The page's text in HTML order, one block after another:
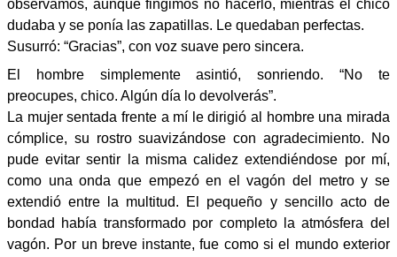
observamos, aunque fingimos no hacerlo, mientras el chico
dudaba y se ponía las zapatillas. Le quedaban perfectas.
Susurró: “Gracias”, con voz suave pero sincera.
El hombre simplemente asintió, sonriendo. “No te
preocupes, chico. Algún día lo devolverás”.
La mujer sentada frente a mí le dirigió al hombre una mirada
cómplice, su rostro suavizándose con agradecimiento. No
pude evitar sentir la misma calidez extendiéndose por mí,
como una onda que empezó en el vagón del metro y se
extendió entre la multitud. El pequeño y sencillo acto de
bondad había transformado por completo la atmósfera del
vagón. Por un breve instante, fue como si el mundo exterior